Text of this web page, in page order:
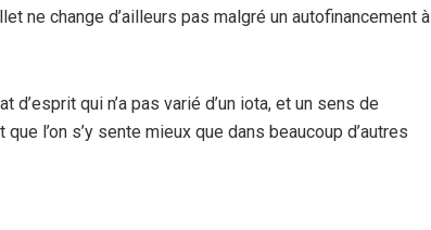
ne change d’ailleurs pas malgré un autofinancement à
qui n’a pas varié d’un iota, et un sens de
l’on s’y sente mieux que dans beaucoup d’autres